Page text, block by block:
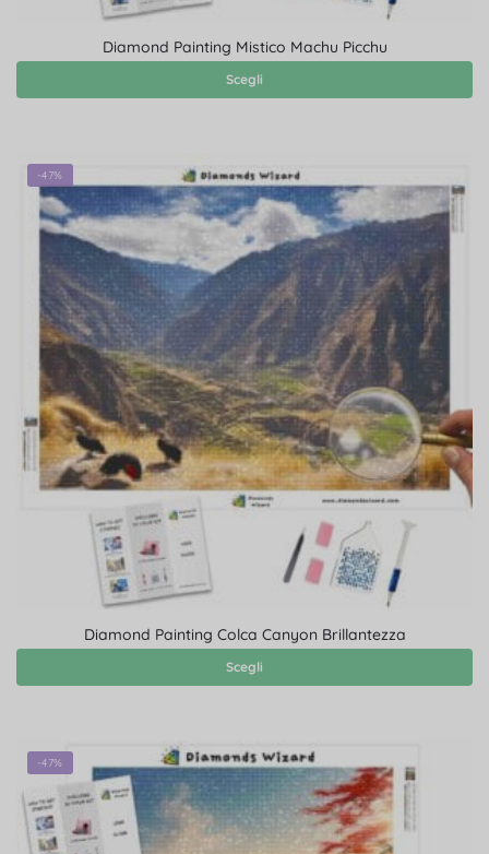
Diamond Painting Mistico Machu Picchu
Scegli
-47%
Diamond Painting Colca Canyon Brillantezza
Scegli
-47%